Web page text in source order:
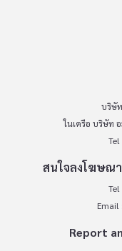
บริษั
ในเครือ บริษัท
สนใจลงโฆษณา
Email :
Report